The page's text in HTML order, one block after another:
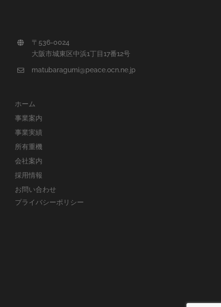
〒536-0024
大阪市城東区中浜1丁目17番12号
matubaragumi@peace.ocn.ne.jp
ホーム
事業案内
事業実績
所有重機
会社案内
採用情報
お問い合わせ
プライバシーポリシー